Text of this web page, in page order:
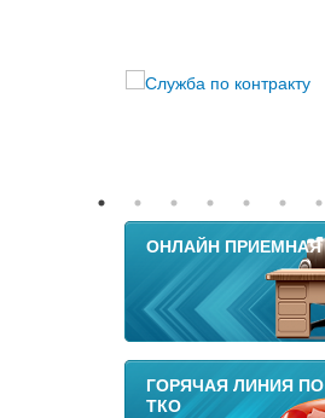
ОНЛАЙН ПРИЕМНАЯ
ГОРЯЧАЯ ЛИНИЯ ПО
ТКО